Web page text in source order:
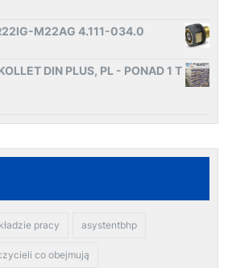
M22AG 4.111-034.0
DIN PLUS, PL - PONAD 1 T
pracy asystentbhp
co obejmują